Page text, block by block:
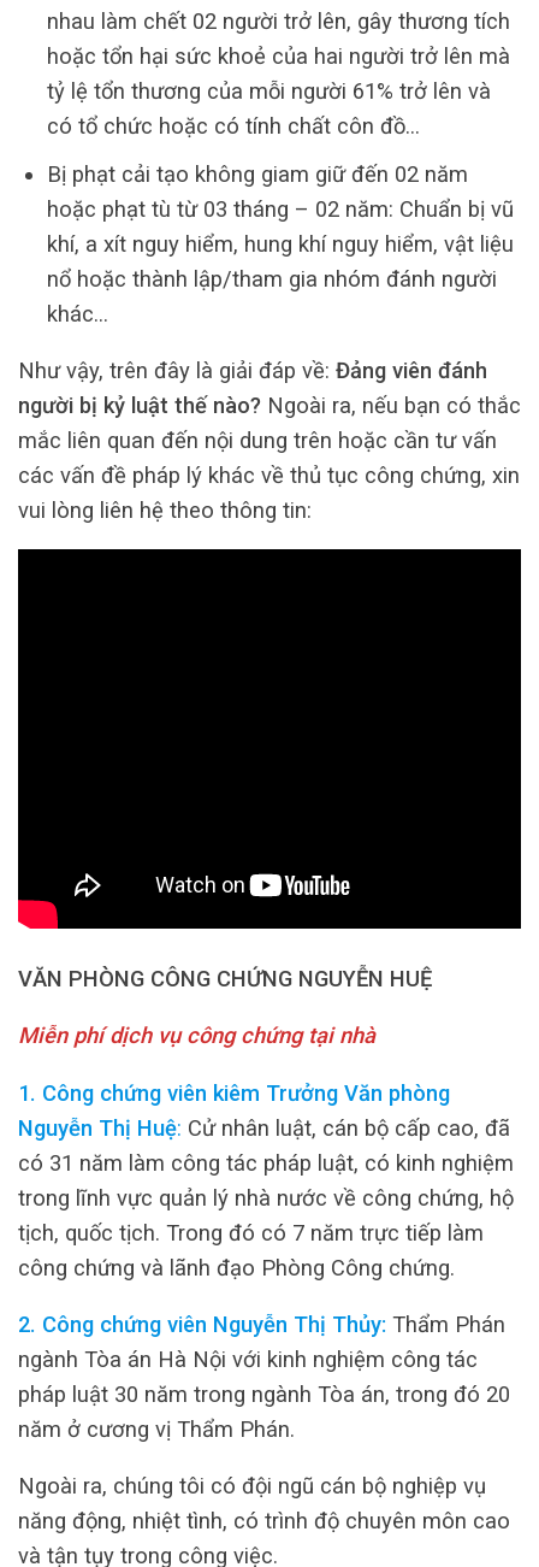
nhau làm chết 02 người trở lên, gây thương tích
hoặc tổn hại sức khoẻ của hai người trở lên mà
tỷ lệ tổn thương của mỗi người 61% trở lên và
có tổ chức hoặc có tính chất côn đồ…
Bị phạt cải tạo không giam giữ đến 02 năm
hoặc phạt tù từ 03 tháng – 02 năm: Chuẩn bị vũ
khí, a xít nguy hiểm, hung khí nguy hiểm, vật liệu
nổ hoặc thành lập/tham gia nhóm đánh người
khác…
Như vậy, trên đây là giải đáp về: Đảng viên đánh
người bị kỷ luật thế nào? Ngoài ra, nếu bạn có thắc
mắc liên quan đến nội dung trên hoặc cần tư vấn
các vấn đề pháp lý khác về thủ tục công chứng, xin
vui lòng liên hệ theo thông tin:
VĂN PHÒNG CÔNG CHỨNG NGUYỄN HUỆ
Miễn phí dịch vụ công chứng tại nhà
1. Công chứng viên kiêm Trưởng Văn phòng
Nguyễn Thị Huệ: Cử nhân luật, cán bộ cấp cao, đã
có 31 năm làm công tác pháp luật, có kinh nghiệm
trong lĩnh vực quản lý nhà nước về công chứng, hộ
tịch, quốc tịch. Trong đó có 7 năm trực tiếp làm
công chứng và lãnh đạo Phòng Công chứng.
2. Công chứng viên Nguyễn Thị Thủy: Thẩm Phán
ngành Tòa án Hà Nội với kinh nghiệm công tác
pháp luật 30 năm trong ngành Tòa án, trong đó 20
năm ở cương vị Thẩm Phán.
Ngoài ra, chúng tôi có đội ngũ cán bộ nghiệp vụ
năng động, nhiệt tình, có trình độ chuyên môn cao
và tận tụy trong công việc.